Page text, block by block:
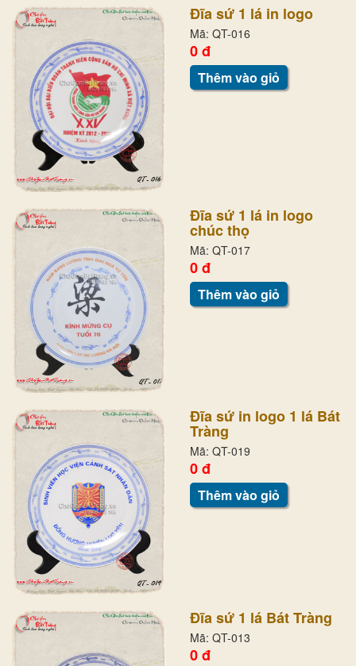
Đĩa sứ 1 lá in logo
Mã: QT-016
0 đ
Thêm vào giỏ
Đĩa sứ 1 lá in logo
chúc thọ
Mã: QT-017
0 đ
Thêm vào giỏ
Đĩa sứ in logo 1 lá Bát
Tràng
Mã: QT-019
0 đ
Thêm vào giỏ
Đĩa sứ 1 lá Bát Tràng
Mã: QT-013
0 đ